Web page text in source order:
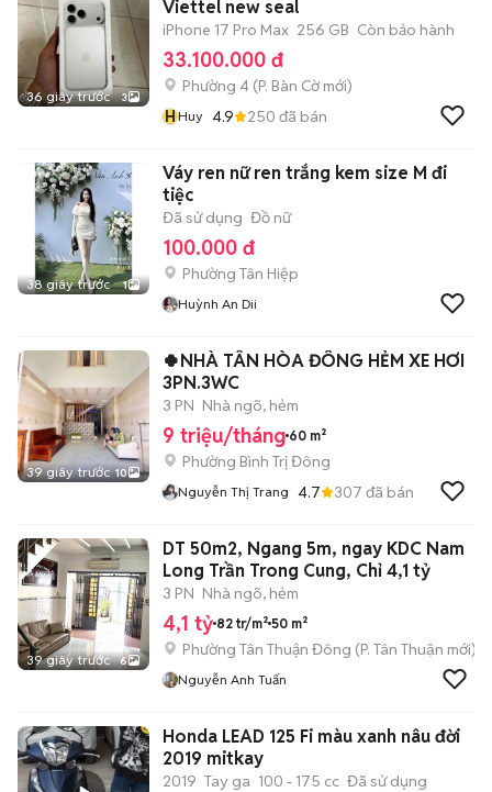
36 giây trước 3
Viettel new seal
iPhone 17 Pro Max 256 GB Còn bảo hành
33.100.000 đ
Phường 4 (P. Bàn Cờmới)
HHuy 4.9 250 đã bán
38 giây trước 1
Váy ren nữ ren trắng kem size M đi
tiệc
Đã sử dụng Đồ nữ
100.000 đ
Phường Tân Hiệp
Huỳnh An Dii
39 giây trước 10
🍀NHÀ TÂN HÒA ĐÔNG HẺM XE HƠI
3PN.3WC
3 PN Nhà ngõ, hẻm
9 triệu/tháng 60 m²
Phường Bình Trị Đông
Nguyễn Thị Trang 4.7 307 đã bán
39 giây trước 6
DT 50m2, Ngang 5m, ngay KDC Nam
Long Trần Trong Cung, Chỉ 4,1 tỷ
3 PN Nhà ngõ, hẻm
4,1 tỷ 82 tr/m² 50 m²
Phường Tân Thuận Đông (P. Tân Thuận mới)
Nguyễn Anh Tuấn
Honda LEAD 125 Fi màu xanh nâu đời
2019 mitkay
2019 Tay ga 100 - 175 cc Đã sử dụng